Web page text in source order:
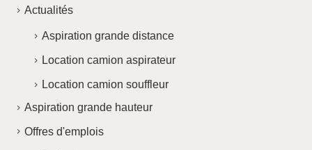
Actualités
Aspiration grande distance
Location camion aspirateur
Location camion souffleur
Aspiration grande hauteur
Offres d'emplois